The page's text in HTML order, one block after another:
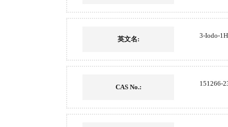
英文名: 3-Iodo-
CAS No.: 151266-